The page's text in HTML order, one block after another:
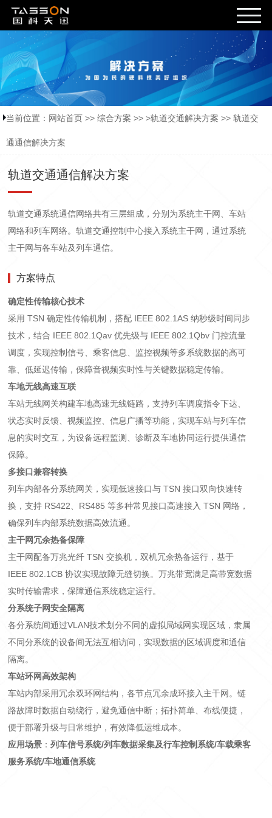
当前位置： 网站首页 >> 综合方案 >> >轨道交通解决方案 >> 轨道交
通通信解决方案
轨道交通通信解决方案
轨道交通系统通信网络共有三层组成，分别为系统主干网、车站
网络和列车网络。轨道交通控制中心接入系统主干网，通过系统
主干网与各车站及列车通信。
方案特点
确定性传输核心技术
采用 TSN 确定性传输机制，搭配 IEEE 802.1AS 纳秒级时间同步
技术，结合 IEEE 802.1Qav 优先级与 IEEE 802.1Qbv 门控流量
调度，实现控制信号、乘客信息、监控视频等多系统数据的高可
靠、低延迟传输，保障音视频实时性与关键数据稳定传输。
车地无线高速互联
车站无线网关构建车地高速无线链路，支持列车调度指令下达、
状态实时反馈、视频监控、信息广播等功能，实现车站与列车信
息的实时交互，为设备远程监测、诊断及车地协同运行提供通信
保障。
多接口兼容转换
列车内部各分系统网关，实现低速接口与 TSN 接口双向快速转
换，支持 RS422、RS485 等多种常见接口高速接入 TSN 网络，
确保列车内部系统数据高效流通。
主干网冗余热备保障
主干网配备万兆光纤 TSN 交换机，双机冗余热备运行，基于
IEEE 802.1CB 协议实现故障无缝切换。万兆带宽满足高带宽数据
实时传输需求，保障通信系统稳定运行。
分系统子网安全隔离
各分系统间通过VLAN技术划分不同的虚拟局域网实现区域，隶属
不同分系统的设备间无法互相访问，实现数据的区域调度和通信
隔离。
车站环网高效架构
车站内部采用冗余双环网结构，各节点冗余成环接入主干网。链
路故障时数据自动绕行，避免通信中断；拓扑简单、布线便捷，
便于部署升级与日常维护，有效降低运维成本。
应用场景 ：列车信号系统/列车数据采集及行车控制系统/车载乘客
服务系统/车地通信系统